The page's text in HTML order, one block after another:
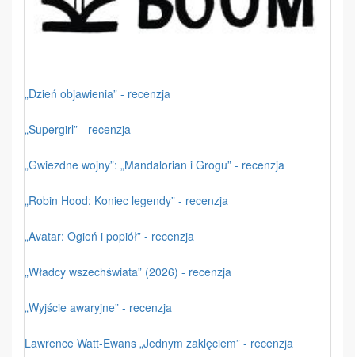
„Dzień objawienia” - recenzja
„Supergirl” - recenzja
„Gwiezdne wojny”: „Mandalorian i Grogu” - recenzja
„Robin Hood: Koniec legendy” - recenzja
„Avatar: Ogień i popiół” - recenzja
„Władcy wszechświata” (2026) - recenzja
„Wyjście awaryjne” - recenzja
Lawrence Watt-Ewans „Jednym zaklęciem” - recenzja